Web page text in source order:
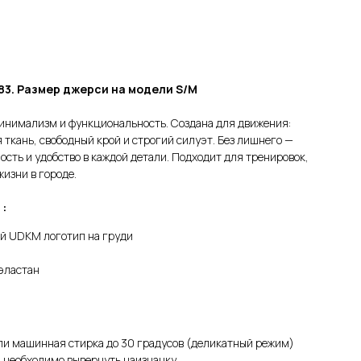
Размер джерси на модели S/M
и функциональность. Создана для движения:
свободный крой и строгий силуэт. Без лишнего —
и удобство в каждой детали. Подходит для тренировок,
в городе.
UDKM логотип на груди
машинная стирка до 30 градусов (деликатный режим)